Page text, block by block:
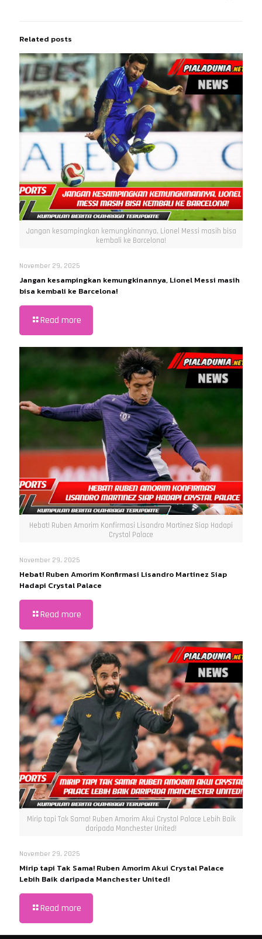
Related posts
Jangan kesampingkan kemungkinannya, Lionel Messi masih bisa
kembali ke Barcelona!
November 29, 2025
Jangan kesampingkan kemungkinannya, Lionel Messi masih
bisa kembali ke Barcelona!
Read more
Hebat! Ruben Amorim Konfirmasi Lisandro Martinez Siap Hadapi
Crystal Palace
November 29, 2025
Hebat! Ruben Amorim Konfirmasi Lisandro Martinez Siap
Hadapi Crystal Palace
Read more
Mirip tapi Tak Sama! Ruben Amorim Akui Crystal Palace Lebih Baik
daripada Manchester United!
November 29, 2025
Mirip tapi Tak Sama! Ruben Amorim Akui Crystal Palace
Lebih Baik daripada Manchester United!
Read more